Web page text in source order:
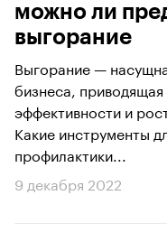
можно ли
выгорание
Выгорание —
бизнеса,
эффективности и
Какие инструменты
профилактики...
9 декабря 2022